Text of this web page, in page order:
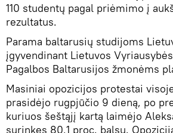
110 studentų pagal priėmimo į
rezultatus.
Parama baltarusių studijoms
įgyvendinant Lietuvos
Pagalbos Baltarusijos žmonėms
Masiniai opozicijos protestai
prasidėjo rugpjūčio 9 dieną, po
kuriuos šeštąjį kartą laimėjo
surinkęs 80,1 proc. balsų.